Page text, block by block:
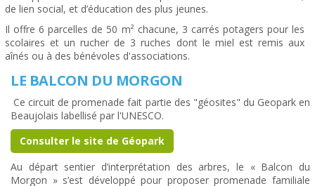
de lien social, et d’éducation des plus jeunes.
Il offre 6 parcelles de 50 m² chacune, 3 carrés potagers pour les
scolaires et un rucher de 3 ruches dont le miel est remis aux
aînés ou à des bénévoles d'associations.
LE BALCON DU MORGON
Ce circuit de promenade fait partie des "géosites" du Geopark en
Beaujolais labellisé par l'UNESCO.
Consulter le site de Géopark
Au départ sentier d’interprétation des arbres, le « Balcon du
Morgon » s’est développé pour proposer promenade familiale